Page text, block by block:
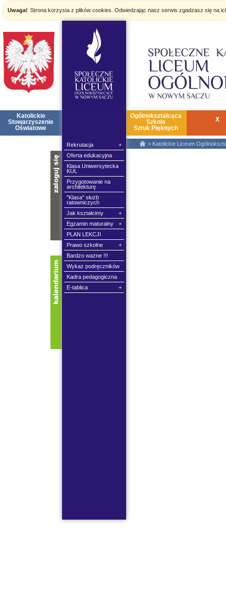
Uwaga! Strona korzysta z plików cookies. Odwiedzając nasz serwis zgadzasz się na
Rekrutacja
+
Oferta edukacyjna
Klasa Uniwersytecka
KUL
Przygotowanie na
architekturę
"Klasa" służb
ratowniczych
Jak kształcimy
+
Egzamin maturalny
+
PLAN LEKCJI
Prawo szkolne
+
Bardzo ważne !!!
Wykaz podręczników
Kadra pedagogiczna
E-tablica
+
Katolickie
Stowarzyszenie
Oświatowe
Ogólnokształcąca
Szkoła
Sztuk Pięknych
X
nazwa:
hasło:
> Katolickie Liceum